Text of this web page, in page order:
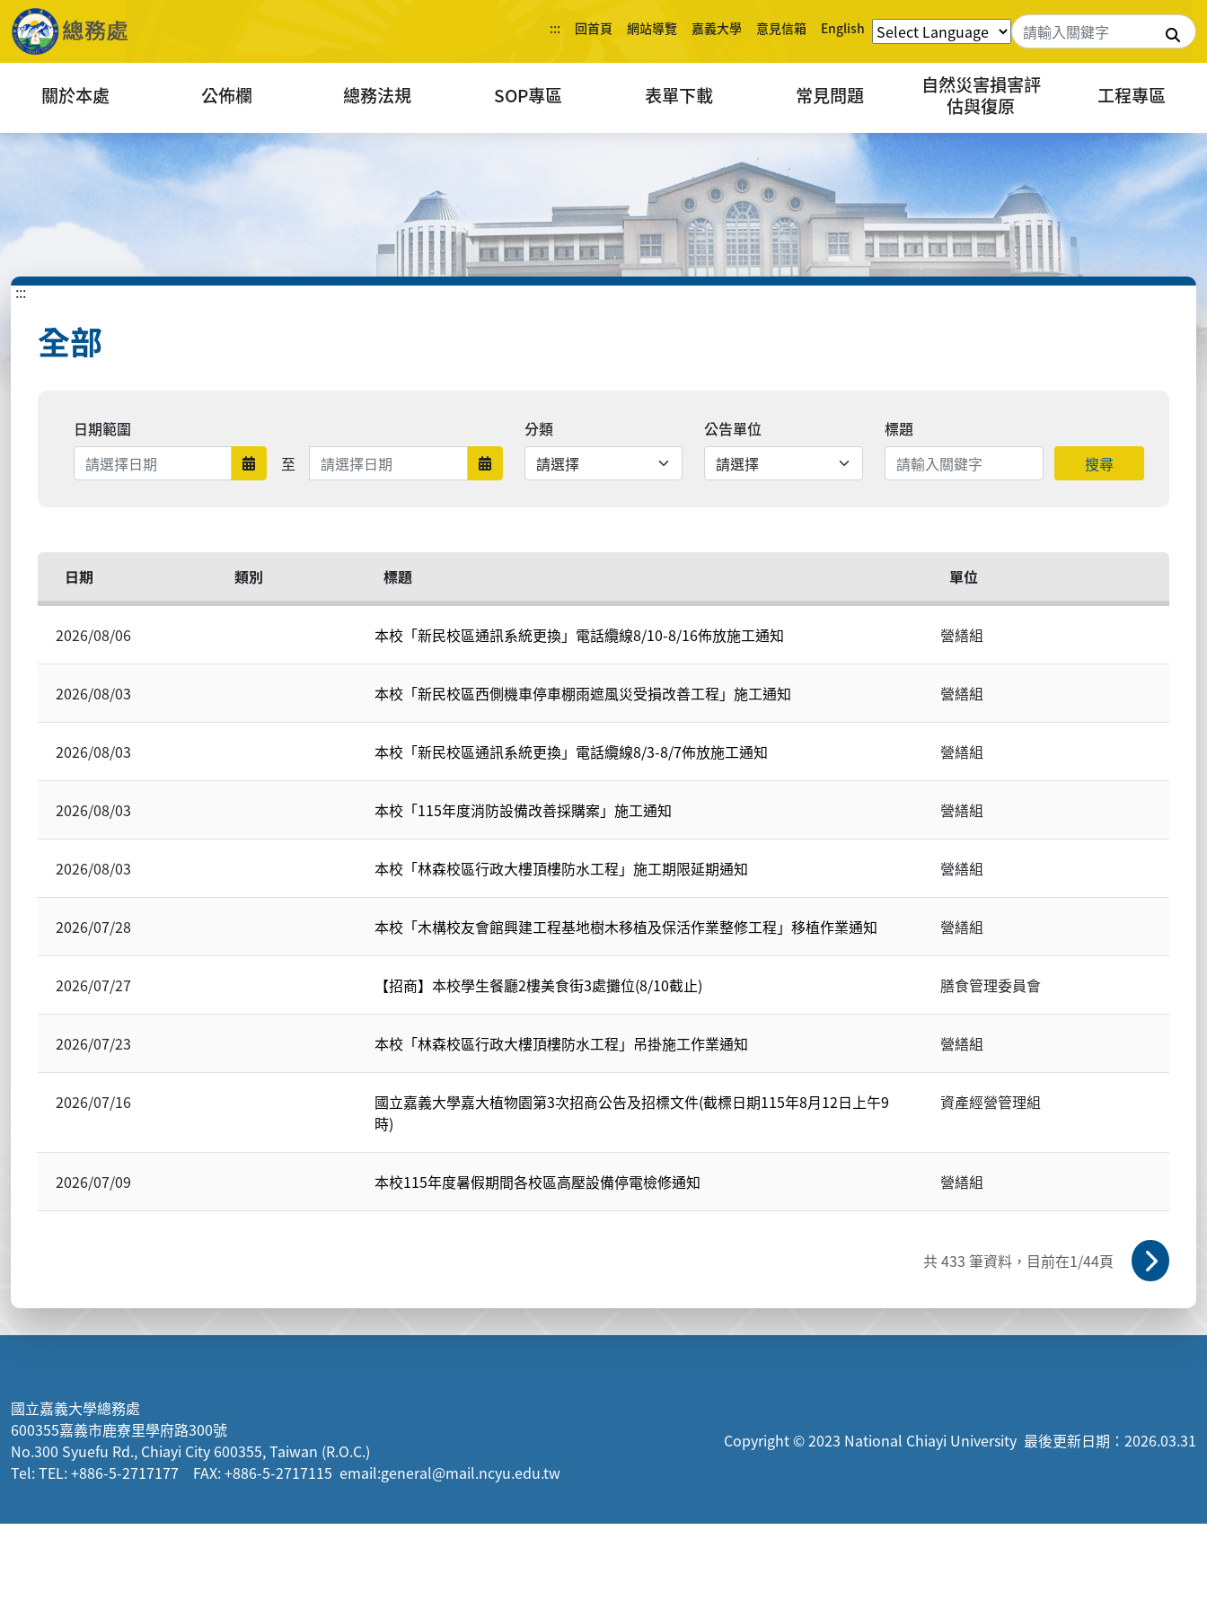
::: 回首頁 網站導覽 嘉義大學 意見信箱 English 搜尋
關於本處 公佈欄 總務法規 SOP專區 表單下載 常見問題
自然災害損害評
估與復原
工程專區
:::
全部
日期範圍
日期範圍開始
至 日期範圍結束 日期範圍結束
分類 公告單位
標題
搜尋
日期 類別 標題 單位
2026/08/06 本校「新民校區通訊系統更換」電話纜線8/10-8/16佈放施工通知 營繕組
2026/08/03 本校「新民校區西側機車停車棚雨遮風災受損改善工程」施工通知 營繕組
2026/08/03 本校「新民校區通訊系統更換」電話纜線8/3-8/7佈放施工通知 營繕組
2026/08/03 本校「115年度消防設備改善採購案」施工通知 營繕組
2026/08/03 本校「林森校區行政大樓頂樓防水工程」施工期限延期通知 營繕組
2026/07/28 本校「木構校友會館興建工程基地樹木移植及保活作業整修工程」移植作業通知 營繕組
2026/07/27 【招商】本校學生餐廳2樓美食街3處攤位(8/10截止) 膳食管理委員會
2026/07/23 本校「林森校區行政大樓頂樓防水工程」吊掛施工作業通知 營繕組
2026/07/16
國立嘉義大學嘉大植物園第3次招商公告及招標文件(截標日期115年8月12日上午9
時)
資產經營管理組
2026/07/09 本校115年度暑假期間各校區高壓設備停電檢修通知 營繕組
共433 筆資料，目前在1/44頁
國立嘉義大學總務處
600355嘉義市鹿寮里學府路300號
No.300 Syuefu Rd., Chiayi City 600355, Taiwan (R.O.C.)
Tel: TEL: +886-5-2717177 FAX: +886-5-2717115 email:general@mail.ncyu.edu.tw
Copyright © 2023 National Chiayi University 最後更新日期：2026.03.31